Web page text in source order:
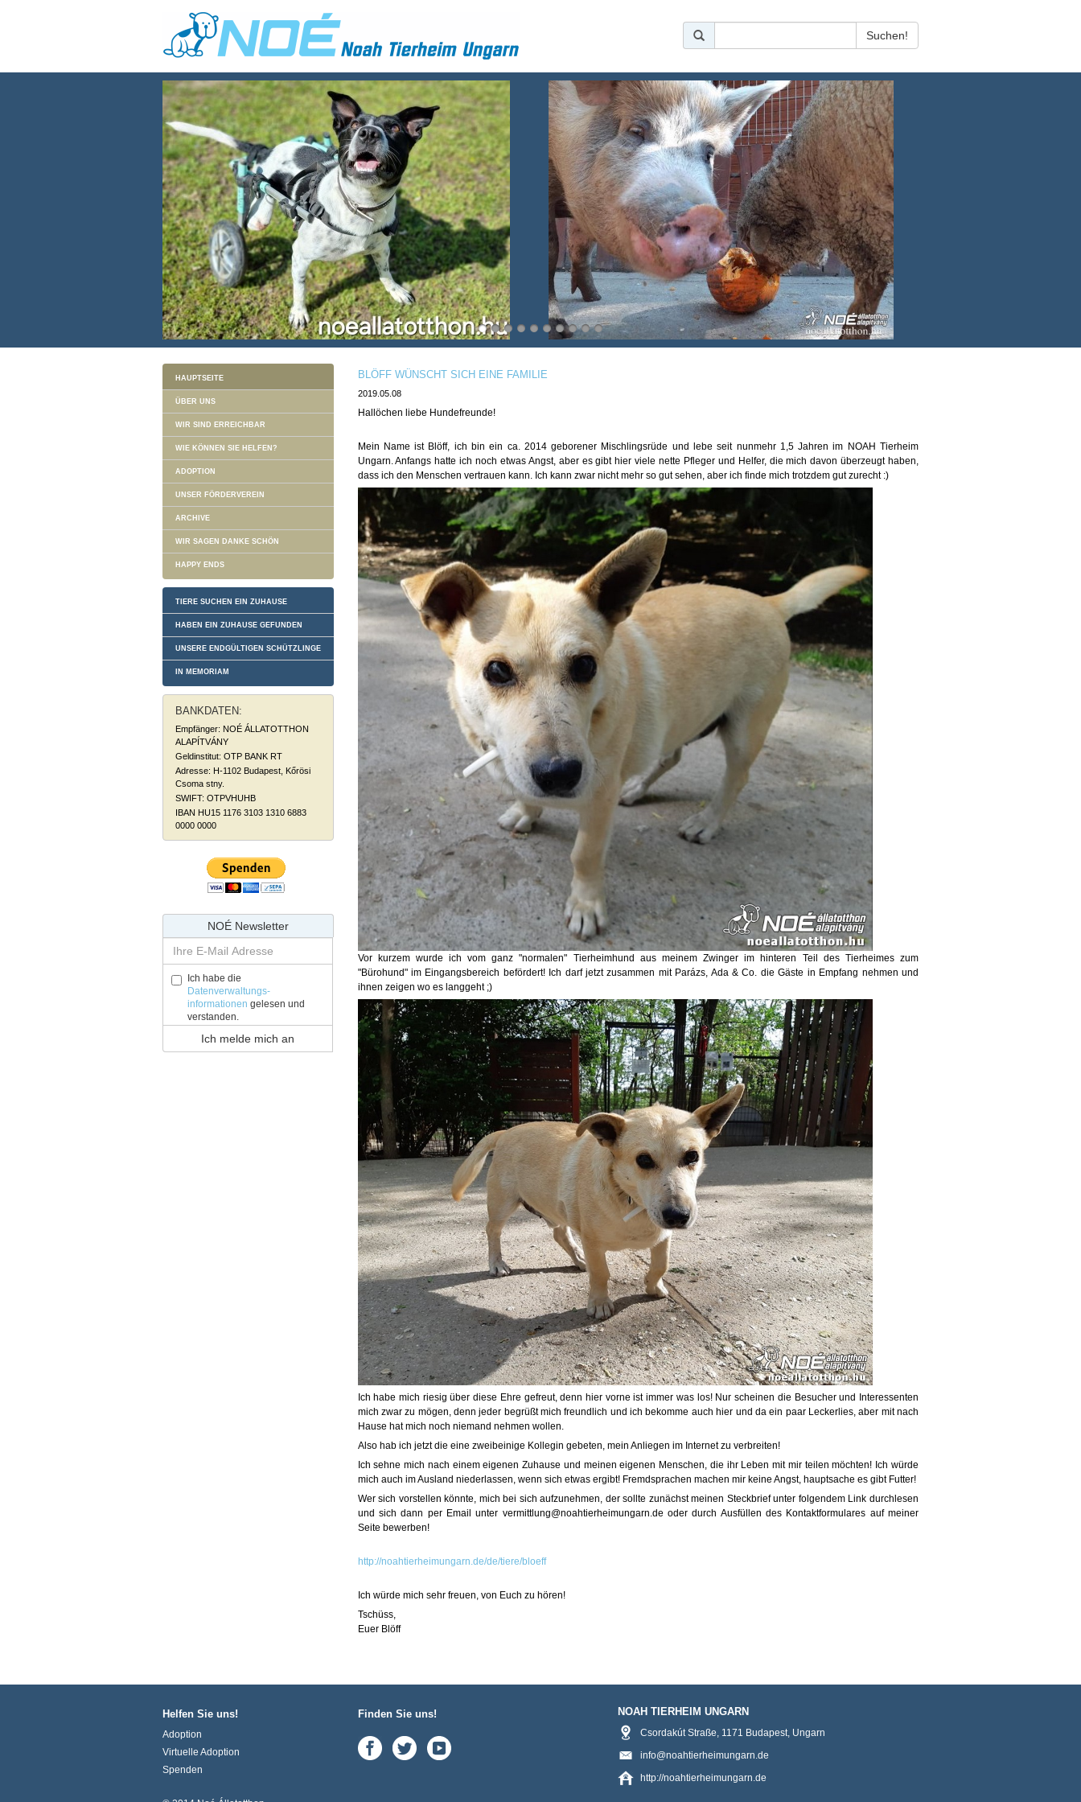
HAUPTSEITE
ÜBER UNS
WIR SIND ERREICHBAR
WIE KÖNNEN SIE HELFEN?
ADOPTION
UNSER FÖRDERVEREIN
ARCHIVE
WIR SAGEN DANKE SCHÖN
HAPPY ENDS
TIERE SUCHEN EIN ZUHAUSE
HABEN EIN ZUHAUSE GEFUNDEN
UNSERE ENDGÜLTIGEN SCHÜTZLINGE
IN MEMORIAM
BANKDATEN:
Empfänger: NOÉ ÁLLATOTTHON
ALAPÍTVÁNY
Geldinstitut: OTP BANK RT
Adresse: H-1102 Budapest, Kőrösi
Csoma stny.
SWIFT: OTPVHUHB
IBAN HU15 1176 3103 1310 6883
0000 0000
NOÉ Newsletter
Ich habe die
Datenverwaltungs-
informationen gelesen und
verstanden.
BLÖFF WÜNSCHT SICH EINE FAMILIE
2019.05.08
Hallöchen liebe Hundefreunde!
Mein Name ist Blöff, ich bin ein ca. 2014 geborener Mischlingsrüde und lebe seit nunmehr 1,5 Jahren im NOAH Tierheim
Ungarn. Anfangs hatte ich noch etwas Angst, aber es gibt hier viele nette Pfleger und Helfer, die mich davon überzeugt haben,
dass ich den Menschen vertrauen kann. Ich kann zwar nicht mehr so gut sehen, aber ich finde mich trotzdem gut zurecht :)
Vor kurzem wurde ich vom ganz "normalen" Tierheimhund aus meinem Zwinger im hinteren Teil des Tierheimes zum
"Bürohund" im Eingangsbereich befördert! Ich darf jetzt zusammen mit Parázs, Ada & Co. die Gäste in Empfang nehmen und
ihnen zeigen wo es langgeht ;)
Ich habe mich riesig über diese Ehre gefreut, denn hier vorne ist immer was los! Nur scheinen die Besucher und Interessenten
mich zwar zu mögen, denn jeder begrüßt mich freundlich und ich bekomme auch hier und da ein paar Leckerlies, aber mit nach
Hause hat mich noch niemand nehmen wollen.
Also hab ich jetzt die eine zweibeinige Kollegin gebeten, mein Anliegen im Internet zu verbreiten!
Ich sehne mich nach einem eigenen Zuhause und meinen eigenen Menschen, die ihr Leben mit mir teilen möchten! Ich würde
mich auch im Ausland niederlassen, wenn sich etwas ergibt! Fremdsprachen machen mir keine Angst, hauptsache es gibt Futter!
Wer sich vorstellen könnte, mich bei sich aufzunehmen, der sollte zunächst meinen Steckbrief unter folgendem Link durchlesen
und sich dann per Email unter vermittlung@noahtierheimungarn.de oder durch Ausfüllen des Kontaktformulares auf meiner
Seite bewerben!
http://noahtierheimungarn.de/de/tiere/bloeff
Ich würde mich sehr freuen, von Euch zu hören!
Tschüss,
Euer Blöff
Helfen Sie uns!
Adoption
Virtuelle Adoption
Spenden
Finden Sie uns! NOAH TIERHEIM UNGARN
Csordakút Straße, 1171 Budapest, Ungarn
info@noahtierheimungarn.de
http://noahtierheimungarn.de